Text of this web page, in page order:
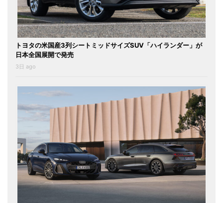
トヨタの米国産3列シートミッドサイズSUV「ハイランダー」が
日本全国展開で発売
3日 ago